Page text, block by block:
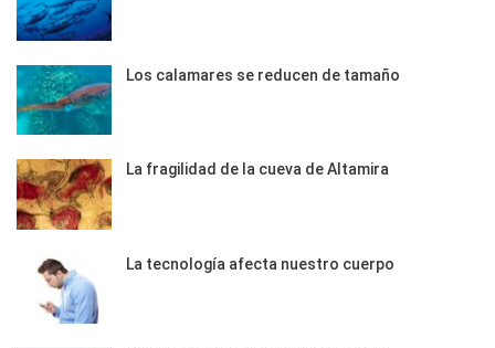
Los calamares se reducen de tamaño
La fragilidad de la cueva de Altamira
La tecnología afecta nuestro cuerpo